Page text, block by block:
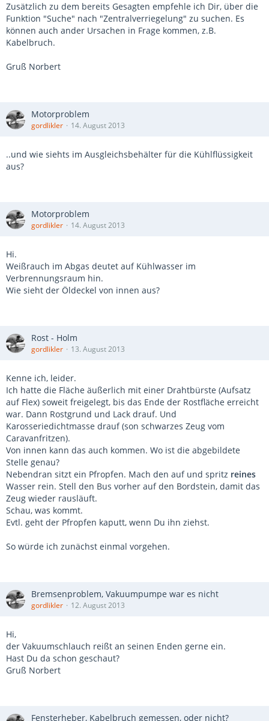
Zusätzlich zu dem bereits Gesagten empfehle ich Dir, über die
Funktion "Suche" nach "Zentralverriegelung" zu suchen. Es
können auch ander Ursachen in Frage kommen, z.B.
Kabelbruch.
Gruß Norbert
Motorproblem
gordlikler 14. August 2013
..und wie siehts im Ausgleichsbehälter für die Kühlflüssigkeit
aus?
Motorproblem
gordlikler 14. August 2013
Hi.
Weißrauch im Abgas deutet auf Kühlwasser im
Verbrennungsraum hin.
Wie sieht der Öldeckel von innen aus?
Rost - Holm
gordlikler 13. August 2013
Kenne ich, leider.
Ich hatte die Fläche äußerlich mit einer Drahtbürste (Aufsatz
auf Flex) soweit freigelegt, bis das Ende der Rostfläche erreicht
war. Dann Rostgrund und Lack drauf. Und
Karosseriedichtmasse drauf (son schwarzes Zeug vom
Caravanfritzen).
Von innen kann das auch kommen. Wo ist die abgebildete
Stelle genau?
Nebendran sitzt ein Pfropfen. Mach den auf und spritz reines
Wasser rein. Stell den Bus vorher auf den Bordstein, damit das
Zeug wieder rausläuft.
Schau, was kommt.
Evtl. geht der Pfropfen kaputt, wenn Du ihn ziehst.
So würde ich zunächst einmal vorgehen.
Bremsenproblem, Vakuumpumpe war es nicht
gordlikler 12. August 2013
Hi,
der Vakuumschlauch reißt an seinen Enden gerne ein.
Hast Du da schon geschaut?
Gruß Norbert
Fensterheber, Kabelbruch gemessen, oder nicht?